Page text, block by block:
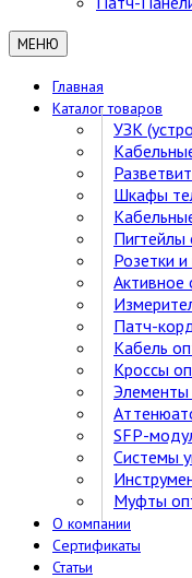
МЕНЮ
Главная
Каталог товаров
УЗК
Шкафы
Пигтейлы
Розетки
Активное
Патч-
Кабель
Кроссы
SFP-
Cистемы
Муфты
О компании
Сертификаты
Статьи